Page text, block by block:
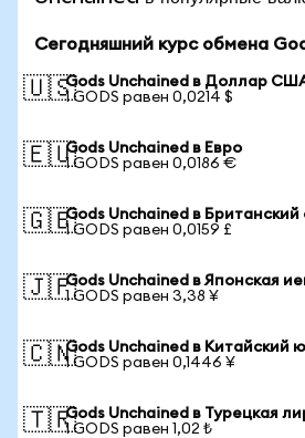
Сегодняшний курс обмена
🇺🇸Gods Unchained в Доллар
1 GODS равен 0,0214 $
🇪🇺Gods Unchained в Евро
1 GODS равен 0,0186 €
🇬🇧Gods Unchained в
1 GODS равен 0,0159 £
🇯🇵Gods Unchained в Японская
1 GODS равен 3,38 ¥
🇨🇳Gods Unchained в Китайский
1 GODS равен 0,1446 ¥
🇹🇷Gods Unchained в Турецкая
1 GODS равен 1,02 ₺